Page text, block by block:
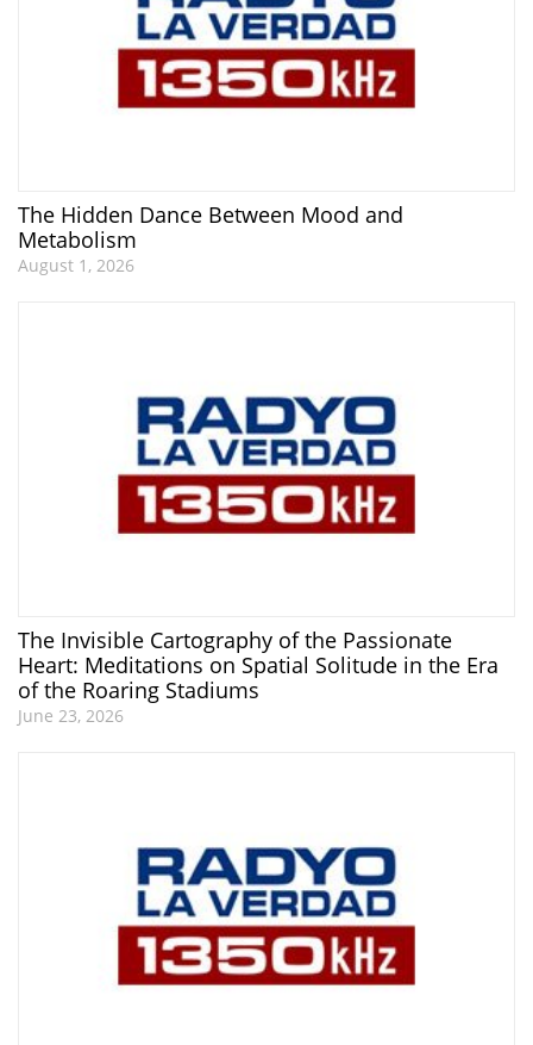
The Hidden Dance Between Mood and
Metabolism
August 1, 2026
The Invisible Cartography of the Passionate
Heart: Meditations on Spatial Solitude in the Era
of the Roaring Stadiums
June 23, 2026